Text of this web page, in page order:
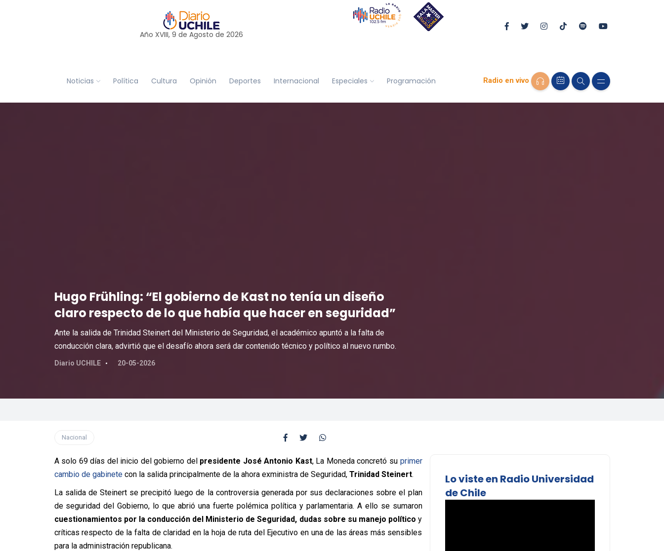
Año XVIII, 9 de Agosto de 2026
Noticias Política Cultura Opinión Deportes Internacional Especiales Programación Radio en vivo
Hugo Frühling: “El gobierno de Kast no tenía un diseño
claro respecto de lo que había que hacer en seguridad”
Ante la salida de Trinidad Steinert del Ministerio de Seguridad, el académico apuntó a la falta de
conducción clara, advirtió que el desafío ahora será dar contenido técnico y político al nuevo rumbo.
Diario UCHILE 20-05-2026
Nacional
A solo 69 días del inicio del gobierno del presidente José Antonio Kast, La Moneda concretó suprimer
cambio de gabinetecon la salida principalmente de la ahora exministra de Seguridad,Trinidad Steinert.
La salida de Steinert se precipitó luego de la controversia generada por sus declaraciones sobre el plan
de seguridad del Gobierno, lo que abrió una fuerte polémica política y parlamentaria. A ello se sumaron
cuestionamientos por la conducción del Ministerio de Seguridad, dudas sobre su manejo político y
críticas respecto de la falta de claridad en la hoja de ruta del Ejecutivo en una de las áreas más sensibles
para la administración republicana.
Lo viste en Radio Universidad
de Chile